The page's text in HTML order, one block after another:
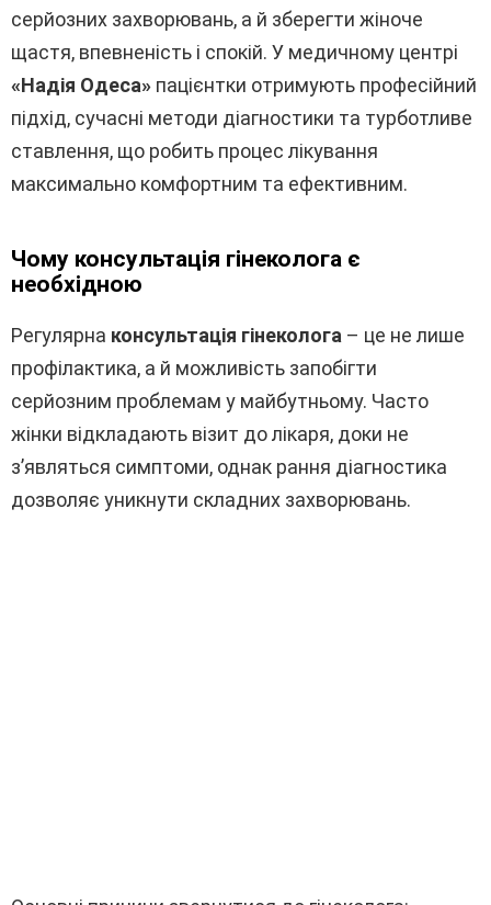
серйозних захворювань, а й зберегти жіноче
щастя, впевненість і спокій. У медичному центрі
«Надія Одеса» пацієнтки отримують професійний
підхід, сучасні методи діагностики та турботливе
ставлення, що робить процес лікування
максимально комфортним та ефективним.
Чому консультація гінеколога є
необхідною
Регулярна консультація гінеколога – це не лише
профілактика, а й можливість запобігти
серйозним проблемам у майбутньому. Часто
жінки відкладають візит до лікаря, доки не
з’являться симптоми, однак рання діагностика
дозволяє уникнути складних захворювань.